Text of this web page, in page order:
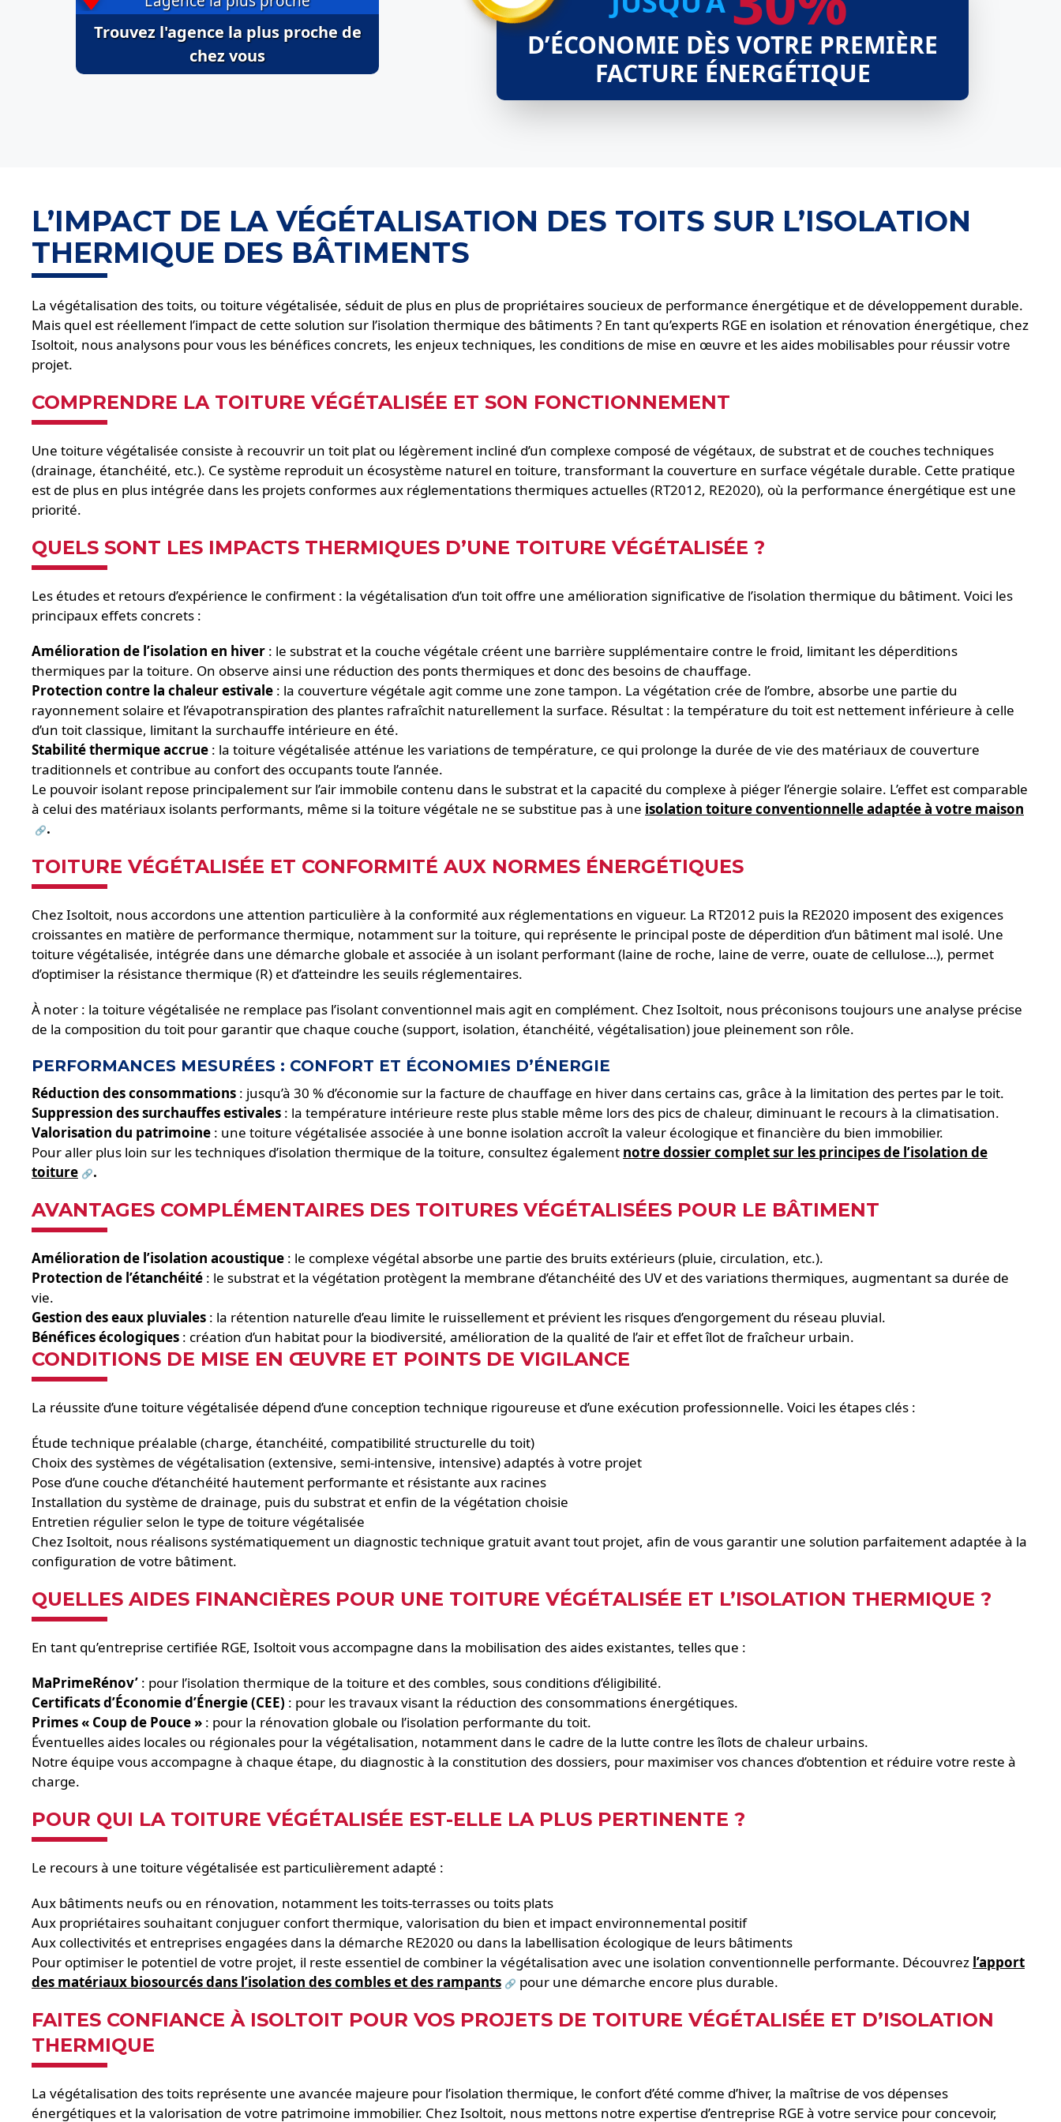
Trouvez l'agence la plus proche de
chez vous
D’ÉCONOMIE DÈS VOTRE PREMIÈRE
FACTURE ÉNERGÉTIQUE
L’IMPACT DE LA VÉGÉTALISATION DES TOITS SUR L’ISOLATION
THERMIQUE DES BÂTIMENTS
La végétalisation des toits, ou toiture végétalisée, séduit de plus en plus de propriétaires soucieux de performance énergétique et de développement durable.
Mais quel est réellement l’impact de cette solution sur l’isolation thermique des bâtiments ? En tant qu’experts RGE en isolation et rénovation énergétique, chez
Isoltoit, nous analysons pour vous les bénéfices concrets, les enjeux techniques, les conditions de mise en œuvre et les aides mobilisables pour réussir votre
projet.
COMPRENDRE LA TOITURE VÉGÉTALISÉE ET SON FONCTIONNEMENT
Une toiture végétalisée consiste à recouvrir un toit plat ou légèrement incliné d’un complexe composé de végétaux, de substrat et de couches techniques
(drainage, étanchéité, etc.). Ce système reproduit un écosystème naturel en toiture, transformant la couverture en surface végétale durable. Cette pratique
est de plus en plus intégrée dans les projets conformes aux réglementations thermiques actuelles (RT2012, RE2020), où la performance énergétique est une
priorité.
QUELS SONT LES IMPACTS THERMIQUES D’UNE TOITURE VÉGÉTALISÉE ?
Les études et retours d’expérience le confirment : la végétalisation d’un toit offre une amélioration significative de l’isolation thermique du bâtiment. Voici les
principaux effets concrets :
Amélioration de l’isolation en hiver : le substrat et la couche végétale créent une barrière supplémentaire contre le froid, limitant les déperditions
thermiques par la toiture. On observe ainsi une réduction des ponts thermiques et donc des besoins de chauffage.
Protection contre la chaleur estivale : la couverture végétale agit comme une zone tampon. La végétation crée de l’ombre, absorbe une partie du
rayonnement solaire et l’évapotranspiration des plantes rafraîchit naturellement la surface. Résultat : la température du toit est nettement inférieure à celle
d’un toit classique, limitant la surchauffe intérieure en été.
Stabilité thermique accrue : la toiture végétalisée atténue les variations de température, ce qui prolonge la durée de vie des matériaux de couverture
traditionnels et contribue au confort des occupants toute l’année.
Le pouvoir isolant repose principalement sur l’air immobile contenu dans le substrat et la capacité du complexe à piéger l’énergie solaire. L’effet est comparable
à celui des matériaux isolants performants, même si la toiture végétale ne se substitue pas à une isolation toiture conventionnelle adaptée à votre maison
.
TOITURE VÉGÉTALISÉE ET CONFORMITÉ AUX NORMES ÉNERGÉTIQUES
Chez Isoltoit, nous accordons une attention particulière à la conformité aux réglementations en vigueur. La RT2012 puis la RE2020 imposent des exigences
croissantes en matière de performance thermique, notamment sur la toiture, qui représente le principal poste de déperdition d’un bâtiment mal isolé. Une
toiture végétalisée, intégrée dans une démarche globale et associée à un isolant performant (laine de roche, laine de verre, ouate de cellulose…), permet
d’optimiser la résistance thermique (R) et d’atteindre les seuils réglementaires.
À noter : la toiture végétalisée ne remplace pas l’isolant conventionnel mais agit en complément. Chez Isoltoit, nous préconisons toujours une analyse précise
de la composition du toit pour garantir que chaque couche (support, isolation, étanchéité, végétalisation) joue pleinement son rôle.
PERFORMANCES MESURÉES : CONFORT ET ÉCONOMIES D’ÉNERGIE
Réduction des consommations : jusqu’à 30 % d’économie sur la facture de chauffage en hiver dans certains cas, grâce à la limitation des pertes par le toit.
Suppression des surchauffes estivales : la température intérieure reste plus stable même lors des pics de chaleur, diminuant le recours à la climatisation.
Valorisation du patrimoine : une toiture végétalisée associée à une bonne isolation accroît la valeur écologique et financière du bien immobilier.
Pour aller plus loin sur les techniques d’isolation thermique de la toiture, consultez également notre dossier complet sur les principes de l’isolation de
toiture
.
AVANTAGES COMPLÉMENTAIRES DES TOITURES VÉGÉTALISÉES POUR LE BÂTIMENT
Amélioration de l’isolation acoustique : le complexe végétal absorbe une partie des bruits extérieurs (pluie, circulation, etc.).
Protection de l’étanchéité : le substrat et la végétation protègent la membrane d’étanchéité des UV et des variations thermiques, augmentant sa durée de
vie.
Gestion des eaux pluviales : la rétention naturelle d’eau limite le ruissellement et prévient les risques d’engorgement du réseau pluvial.
Bénéfices écologiques : création d’un habitat pour la biodiversité, amélioration de la qualité de l’air et effet îlot de fraîcheur urbain.
CONDITIONS DE MISE EN ŒUVRE ET POINTS DE VIGILANCE
La réussite d’une toiture végétalisée dépend d’une conception technique rigoureuse et d’une exécution professionnelle. Voici les étapes clés :
Étude technique préalable (charge, étanchéité, compatibilité structurelle du toit)
Choix des systèmes de végétalisation (extensive, semi-intensive, intensive) adaptés à votre projet
Pose d’une couche d’étanchéité hautement performante et résistante aux racines
Installation du système de drainage, puis du substrat et enfin de la végétation choisie
Entretien régulier selon le type de toiture végétalisée
Chez Isoltoit, nous réalisons systématiquement un diagnostic technique gratuit avant tout projet, afin de vous garantir une solution parfaitement adaptée à la
configuration de votre bâtiment.
QUELLES AIDES FINANCIÈRES POUR UNE TOITURE VÉGÉTALISÉE ET L’ISOLATION THERMIQUE ?
En tant qu’entreprise certifiée RGE, Isoltoit vous accompagne dans la mobilisation des aides existantes, telles que :
MaPrimeRénov’ : pour l’isolation thermique de la toiture et des combles, sous conditions d’éligibilité.
Certificats d’Économie d’Énergie (CEE) : pour les travaux visant la réduction des consommations énergétiques.
Primes « Coup de Pouce » : pour la rénovation globale ou l’isolation performante du toit.
Éventuelles aides locales ou régionales pour la végétalisation, notamment dans le cadre de la lutte contre les îlots de chaleur urbains.
Notre équipe vous accompagne à chaque étape, du diagnostic à la constitution des dossiers, pour maximiser vos chances d’obtention et réduire votre reste à
charge.
POUR QUI LA TOITURE VÉGÉTALISÉE EST-ELLE LA PLUS PERTINENTE ?
Le recours à une toiture végétalisée est particulièrement adapté :
Aux bâtiments neufs ou en rénovation, notamment les toits-terrasses ou toits plats
Aux propriétaires souhaitant conjuguer confort thermique, valorisation du bien et impact environnemental positif
Aux collectivités et entreprises engagées dans la démarche RE2020 ou dans la labellisation écologique de leurs bâtiments
Pour optimiser le potentiel de votre projet, il reste essentiel de combiner la végétalisation avec une isolation conventionnelle performante. Découvrez l’apport
des matériaux biosourcés dans l’isolation des combles et des rampants
pour une démarche encore plus durable.
FAITES CONFIANCE À ISOLTOIT POUR VOS PROJETS DE TOITURE VÉGÉTALISÉE ET D’ISOLATION
THERMIQUE
La végétalisation des toits représente une avancée majeure pour l’isolation thermique, le confort d’été comme d’hiver, la maîtrise de vos dépenses
énergétiques et la valorisation de votre patrimoine immobilier. Chez Isoltoit, nous mettons notre expertise d’entreprise RGE à votre service pour concevoir,